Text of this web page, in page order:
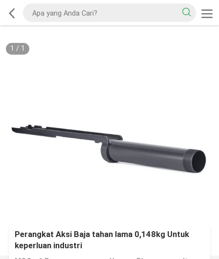
1 / 1
Perangkat Aksi Baja tahan lama 0,148kg Untuk
keperluan industri